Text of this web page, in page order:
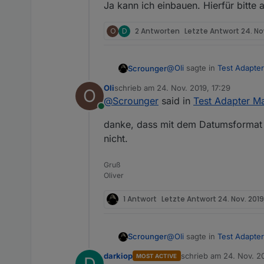
Ja kann ich einbauen. Hierfür bitte
O D 2 Antworten Letzte Antwort 24.
Scrounger@Oli sagte in Test
@Scrounger
sorry, aber ich habe
Wäre nett wenn du
folgendes ist ja
Einfach mal bissle rum
Und noch eine letzte
@darkiopsagte in Test
O
Online
Olischrieb am 24. Nov. 2019, 17:29
zuletzt editiert von
@Scrounger said in Test Adapter
danke, dass mit dem
nicht.
Gruß
Oliver
1 Antwort Letzte Antwort 24. Nov.
Scrounger@Oli sagte in Test
darkiop MOST ACTIVE schrieb am 24. Nov.
zuletzt editiert von